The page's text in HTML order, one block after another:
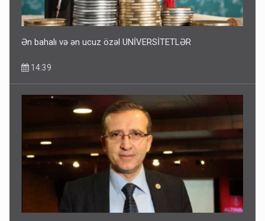
Bu şəxslərin müavinəti LƏĞV EDİLƏCƏK
11:46
Corab satdığı deyilən qazi ilə bağlı - Daha bir açıqlama
Ən bahalı və ən ucuz özəl UNİVERSİTETLƏR
14:39